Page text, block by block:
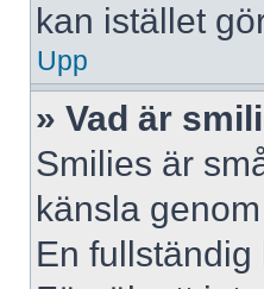
kan istället
Upp
» Vad är
Smilies är
känsla
En